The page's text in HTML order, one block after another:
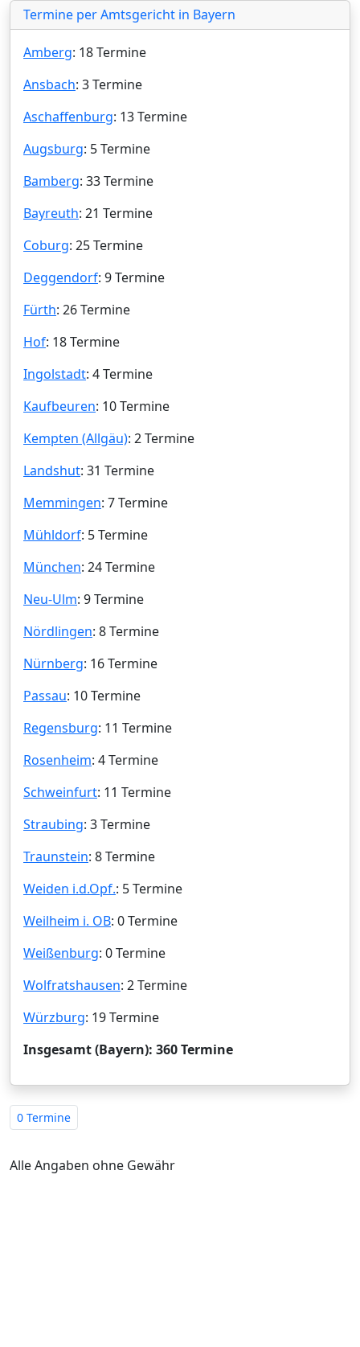
Termine per Amtsgericht in Bayern
Amberg: 18 Termine
Ansbach: 3 Termine
Aschaffenburg: 13 Termine
Augsburg: 5 Termine
Bamberg: 33 Termine
Bayreuth: 21 Termine
Coburg: 25 Termine
Deggendorf: 9 Termine
Fürth: 26 Termine
Hof: 18 Termine
Ingolstadt: 4 Termine
Kaufbeuren: 10 Termine
Kempten (Allgäu): 2 Termine
Landshut: 31 Termine
Memmingen: 7 Termine
Mühldorf: 5 Termine
München: 24 Termine
Neu-Ulm: 9 Termine
Nördlingen: 8 Termine
Nürnberg: 16 Termine
Passau: 10 Termine
Regensburg: 11 Termine
Rosenheim: 4 Termine
Schweinfurt: 11 Termine
Straubing: 3 Termine
Traunstein: 8 Termine
Weiden i.d.Opf.: 5 Termine
Weilheim i. OB: 0 Termine
Weißenburg: 0 Termine
Wolfratshausen: 2 Termine
Würzburg: 19 Termine
Insgesamt (Bayern): 360 Termine
0 Termine
Alle Angaben ohne Gewähr